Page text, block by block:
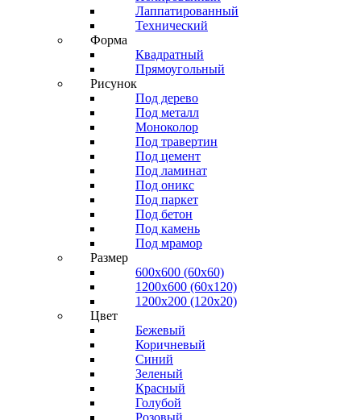
Лаппатированный
Технический
Форма
Квадратный
Прямоугольный
Рисунок
Под дерево
Под металл
Моноколор
Под травертин
Под цемент
Под ламинат
Под оникс
Под паркет
Под бетон
Под камень
Под мрамор
Размер
600х600 (60х60)
1200х600 (60х120)
1200х200 (120x20)
Цвет
Бежевый
Коричневый
Синий
Зеленый
Красный
Голубой
Розовый